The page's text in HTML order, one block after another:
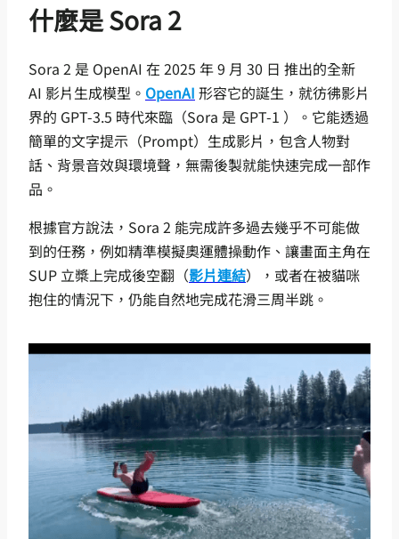
什麼是 Sora 2
Sora 2 是 OpenAI 在 2025 年 9 月 30 日 推出的全新
AI 影片生成模型。 OpenAI 形容它的誕生，就彷彿影片
界的 GPT-3.5 時代來臨（Sora 是 GPT-1 ）。它能透過
簡單的文字提示（Prompt）生成影片，包含人物對
話、背景音效與環境聲，無需後製就能快速完成一部作
品。
根據官方說法，Sora 2 能完成許多過去幾乎不可能做
到的任務，例如精準模擬奧運體操動作、讓畫面主角在
SUP 立槳上完成後空翻（影片連結），或者在被貓咪
抱住的情況下，仍能自然地完成花滑三周半跳。